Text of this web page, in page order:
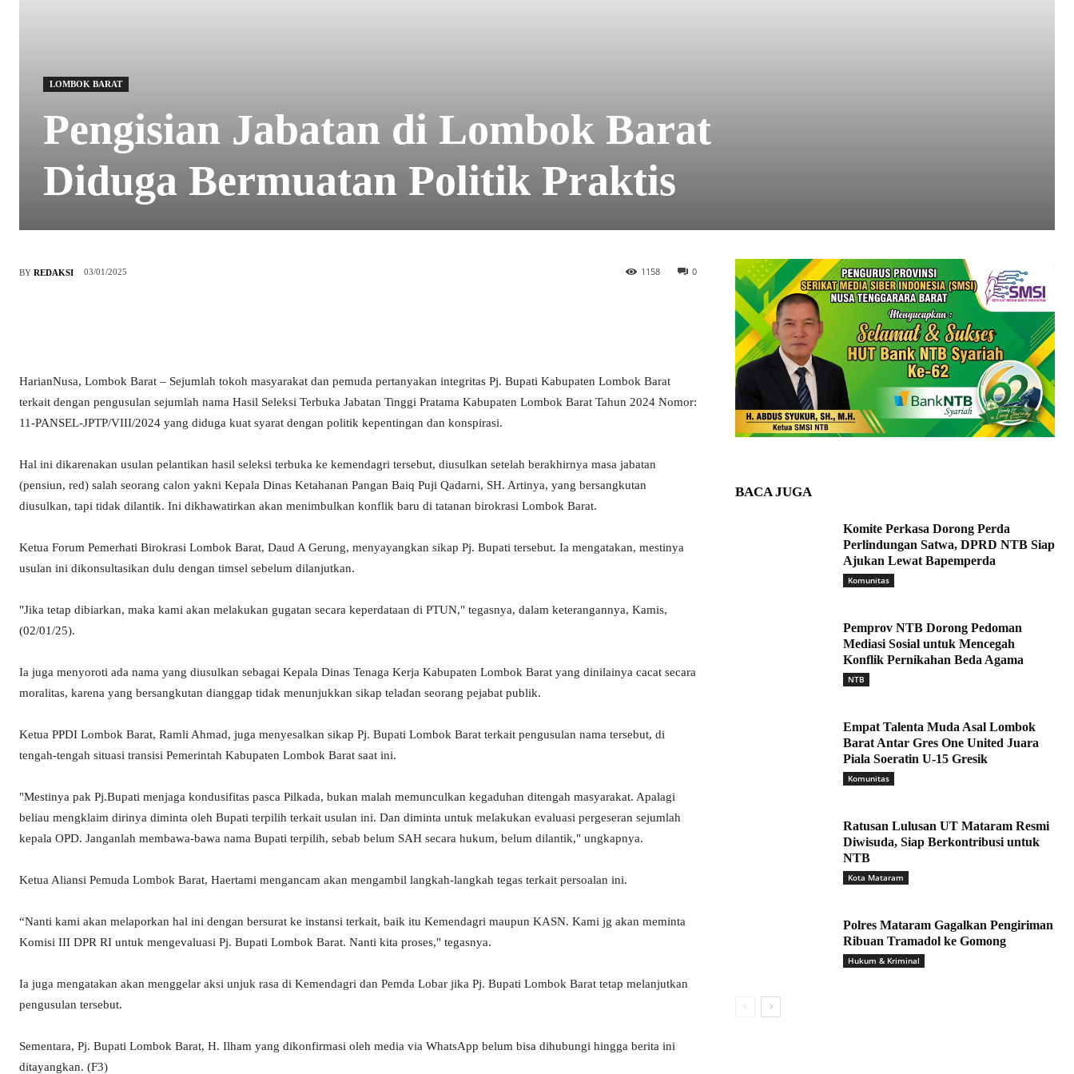
LOMBOK BARAT
Pengisian Jabatan di Lombok Barat
Diduga Bermuatan Politik Praktis
BY REDAKSI 03/01/2025 0
1158
HarianNusa, Lombok Barat – Sejumlah tokoh masyarakat dan pemuda pertanyakan integritas Pj. Bupati Kabupaten Lombok Barat
terkait dengan pengusulan sejumlah nama Hasil Seleksi Terbuka Jabatan Tinggi Pratama Kabupaten Lombok Barat Tahun 2024 Nomor:
11-PANSEL-JPTP/VIII/2024 yang diduga kuat syarat dengan politik kepentingan dan konspirasi.
Hal ini dikarenakan usulan pelantikan hasil seleksi terbuka ke kemendagri tersebut, diusulkan setelah berakhirnya masa jabatan
(pensiun, red) salah seorang calon yakni Kepala Dinas Ketahanan Pangan Baiq Puji Qadarni, SH. Artinya, yang bersangkutan
diusulkan, tapi tidak dilantik. Ini dikhawatirkan akan menimbulkan konflik baru di tatanan birokrasi Lombok Barat.
Ketua Forum Pemerhati Birokrasi Lombok Barat, Daud A Gerung, menyayangkan sikap Pj. Bupati tersebut. Ia mengatakan, mestinya
usulan ini dikonsultasikan dulu dengan timsel sebelum dilanjutkan.
"Jika tetap dibiarkan, maka kami akan melakukan gugatan secara keperdataan di PTUN," tegasnya, dalam keterangannya, Kamis,
(02/01/25).
Ia juga menyoroti ada nama yang diusulkan sebagai Kepala Dinas Tenaga Kerja Kabupaten Lombok Barat yang dinilainya cacat secara
moralitas, karena yang bersangkutan dianggap tidak menunjukkan sikap teladan seorang pejabat publik.
Ketua PPDI Lombok Barat, Ramli Ahmad, juga menyesalkan sikap Pj. Bupati Lombok Barat terkait pengusulan nama tersebut, di
tengah-tengah situasi transisi Pemerintah Kabupaten Lombok Barat saat ini.
"Mestinya pak Pj.Bupati menjaga kondusifitas pasca Pilkada, bukan malah memunculkan kegaduhan ditengah masyarakat. Apalagi
beliau mengklaim dirinya diminta oleh Bupati terpilih terkait usulan ini. Dan diminta untuk melakukan evaluasi pergeseran sejumlah
kepala OPD. Janganlah membawa-bawa nama Bupati terpilih, sebab belum SAH secara hukum, belum dilantik," ungkapnya.
Ketua Aliansi Pemuda Lombok Barat, Haertami mengancam akan mengambil langkah-langkah tegas terkait persoalan ini.
“Nanti kami akan melaporkan hal ini dengan bersurat ke instansi terkait, baik itu Kemendagri maupun KASN. Kami jg akan meminta
Komisi III DPR RI untuk mengevaluasi Pj. Bupati Lombok Barat. Nanti kita proses," tegasnya.
Ia juga mengatakan akan menggelar aksi unjuk rasa di Kemendagri dan Pemda Lobar jika Pj. Bupati Lombok Barat tetap melanjutkan
pengusulan tersebut.
Sementara, Pj. Bupati Lombok Barat, H. Ilham yang dikonfirmasi oleh media via WhatsApp belum bisa dihubungi hingga berita ini
ditayangkan. (F3)
BACA JUGA
Komite Perkasa Dorong Perda
Perlindungan Satwa, DPRD NTB Siap
Ajukan Lewat Bapemperda
Komunitas
Pemprov NTB Dorong Pedoman
Mediasi Sosial untuk Mencegah
Konflik Pernikahan Beda Agama
NTB
Empat Talenta Muda Asal Lombok
Barat Antar Gres One United Juara
Piala Soeratin U-15 Gresik
Komunitas
Ratusan Lulusan UT Mataram Resmi
Diwisuda, Siap Berkontribusi untuk
NTB
Kota Mataram
Polres Mataram Gagalkan Pengiriman
Ribuan Tramadol ke Gomong
Hukum & Kriminal